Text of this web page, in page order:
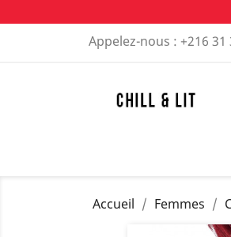
Appelez-nous : +216 31
Accueil Femmes